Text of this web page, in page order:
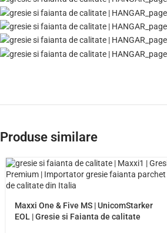
Produse similare
Maxxi One & Five MS | UnicomStarker
EOL | Gresie si Faianta de calitate